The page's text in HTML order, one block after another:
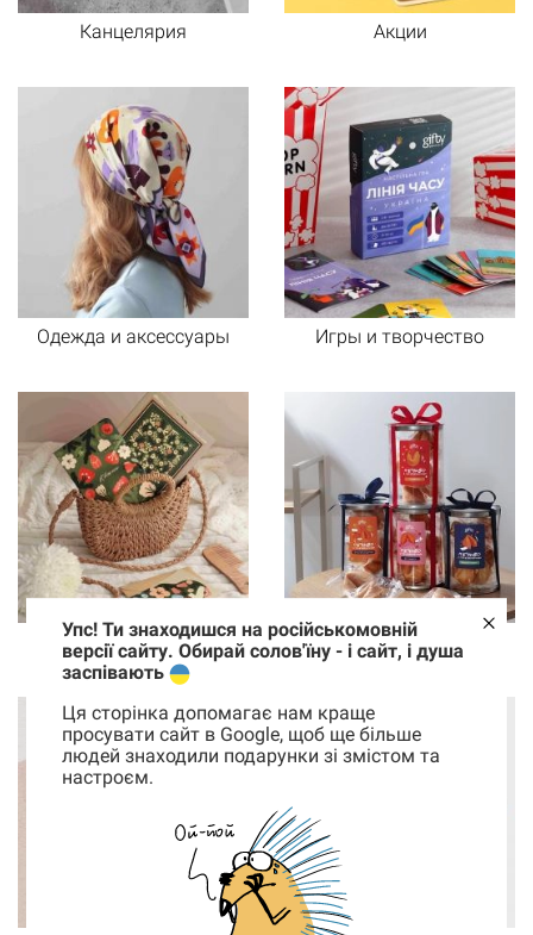
Канцелярия Акции
Одежда и аксессуары Игры и творчество
Подарочные наборы Вкусности
Упс! Ти знаходишся на російськомовній
версії сайту. Обирай солов'їну - і сайт, і душа
заспівають
Ця сторінка допомагає нам краще
просувати сайт в Google, щоб ще більше
людей знаходили подарунки зі змістом та
настроєм.
Корзина 0 товары
Корзина пуста